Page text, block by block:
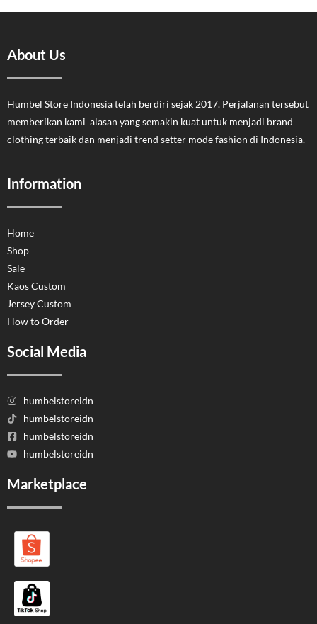
About Us
Humbel Store Indonesia telah berdiri sejak 2017. Perjalanan tersebut
memberikan kami alasan yang semakin kuat untuk menjadi brand
clothing terbaik dan menjadi trend setter mode fashion di Indonesia.
Information
Home
Shop
Sale
Kaos Custom
Jersey Custom
How to Order
Social Media
humbelstoreidn
humbelstoreidn
humbelstoreidn
humbelstoreidn
Marketplace